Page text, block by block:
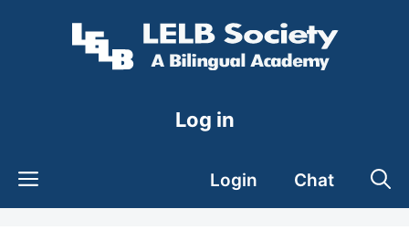
Log in
Login Chat